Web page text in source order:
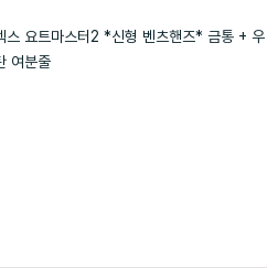
스 요트마스터2 *신형 벤츠핸즈* 금통 + 우
여분줄